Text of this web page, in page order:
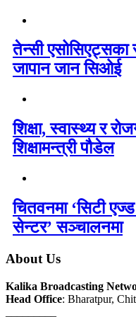
तेन्सी एसोसिएट्सका
जापान जान सिओई
शिक्षा, स्वास्थ्य र
शिक्षामन्त्री पौडेल
चितवनमा ‘सिटी
सेन्टर’ सञ्चालनमा
About Us
Kalika Broadcasting
Head Office: Bharatpur,